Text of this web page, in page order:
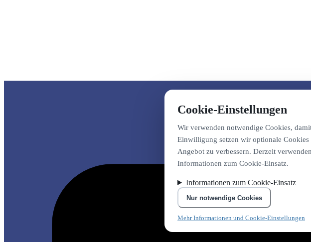
Cookie-Einstellungen
Wir verwenden notwendige Cookies,
Einwilligung setzen wir optionale Cookies
Angebot zu verbessern. Derzeit
Informationen zum Cookie-Einsatz.
Informationen zum Cookie-Einsatz
Nur notwendige Cookies
Mehr Informationen und Cookie-Einstellungen